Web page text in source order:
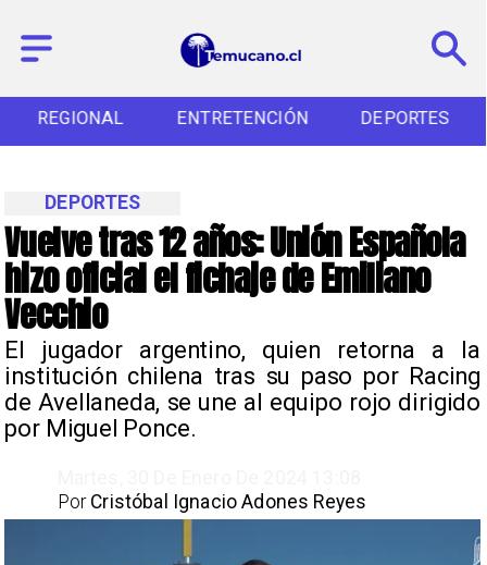
REGIONAL ENTRETENCIÓN DEPORTES
Vuelve tras 12 años: Unión Española
hizo oficial el fichaje de Emiliano
Vecchio
​El jugador argentino, quien retorna a la
institución chilena tras su paso por Racing
de Avellaneda, se une al equipo rojo dirigido
por Miguel Ponce.
DEPORTES
Cristóbal Ignacio Adones Reyes
Por